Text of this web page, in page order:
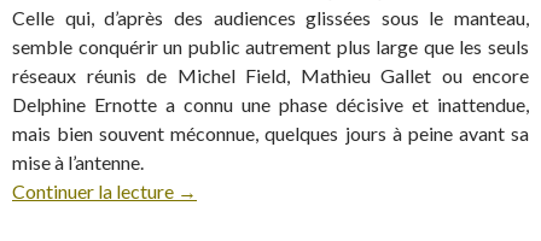
Celle qui, d’après des audiences glissées sous le manteau,
semble conquérir un public autrement plus large que les seuls
réseaux réunis de Michel Field, Mathieu Gallet ou encore
Delphine Ernotte a connu une phase décisive et inattendue,
mais bien souvent méconnue, quelques jours à peine avant sa
mise à l’antenne.
Continuer la lecture →